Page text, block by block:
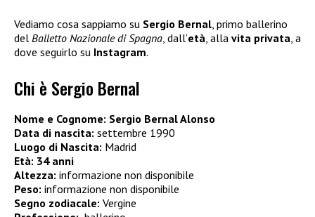
Vediamo cosa sappiamo su Sergio Bernal, primo ballerino
del Balletto Nazionale di Spagna, dall’età, alla vita privata, a
dove seguirlo su Instagram.
Chi è Sergio Bernal
Nome e Cognome: Sergio Bernal Alonso
Data di nascita: settembre 1990
Luogo di Nascita: Madrid
Età: 34 anni
Altezza: informazione non disponibile
Peso: informazione non disponibile
Segno zodiacale: Vergine